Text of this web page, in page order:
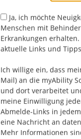
Ja, ich möchte
Menschen mit
Erkrankungen
aktuelle Links und
Ich willige ein, dass
Mail) an die myAbility
und dort verarbeitet
meine Einwilligung
Abmelde-Links in
eine Nachricht an
Mehr Informationen